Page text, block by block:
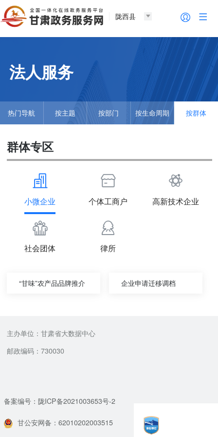
陇西县
法人服务
热门导航 按主题 按部门 按生命周期 按群体
群体专区
小微企业 个体工商户 高新技术企业
社会团体 律所
“甘味”农产品品牌推介 企业申请迁移调档
主办单位：甘肃省大数据中心
邮政编码：730030
备案编号：陇ICP备2021003653号-2
甘公安网备：62010202003515